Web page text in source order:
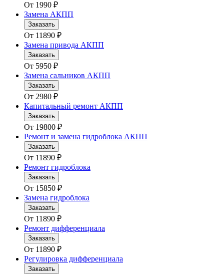
От 1990 ₽
Замена АКПП
Заказать
От 11890 ₽
Замена привода АКПП
Заказать
От 5950 ₽
Замена сальников АКПП
Заказать
От 2980 ₽
Капитальный ремонт АКПП
Заказать
От 19800 ₽
Ремонт и замена гидроблока АКПП
Заказать
От 11890 ₽
Ремонт гидроблока
Заказать
От 15850 ₽
Замена гидроблока
Заказать
От 11890 ₽
Ремонт дифференциала
Заказать
От 11890 ₽
Регулировка дифференциала
Заказать